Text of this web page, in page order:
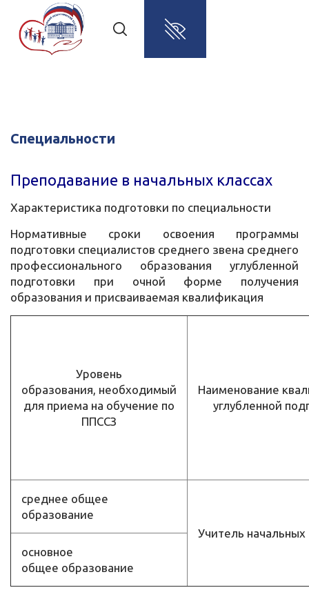
Специальности
Преподавание в начальных классах
Характеристика подготовки по специальности
Нормативные сроки освоения программы
подготовки специалистов среднего звена среднего
профессионального образования углубленной
подготовки при очной форме получения
образования и присваиваемая квалификация
Уровень
образования, необходимый
для приема на обучение по
ППССЗ
Наименование
углубленной
среднее общее
образование
Учитель начальных
основное
общее образование